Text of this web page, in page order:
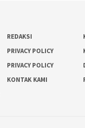
REDAKSI
PRIVACY POLICY
PRIVACY POLICY
KONTAK KAMI